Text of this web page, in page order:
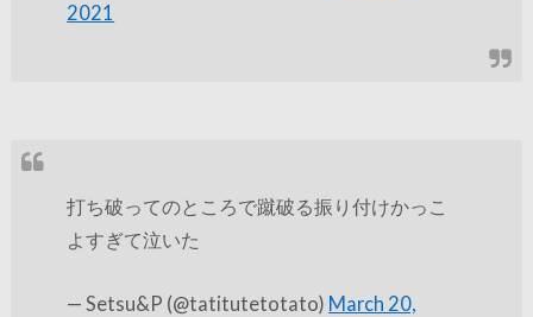
2021
打ち破ってのところで蹴破る振り付けかっこ
よすぎて泣いた
— Setsu&P (@tatitutetotato) March 20,